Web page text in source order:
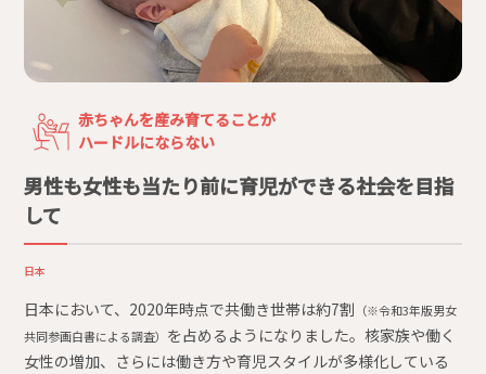
赤ちゃんを産み育てることが
ハードルにならない
男性も女性も当たり前に育児ができる社会を目指
して
日本
日本において、2020年時点で共働き世帯は約7割 （※令和3年版男女
共同参画白書による調査） を占めるようになりました。核家族や働く
女性の増加、さらには働き方や育児スタイルが多様化している